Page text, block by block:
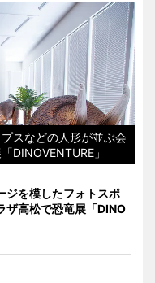
スなどの人形が並ぶ会
DINOVENTURE」
ジを模したフォトスポ
ザ高松で恐竜展「DINO